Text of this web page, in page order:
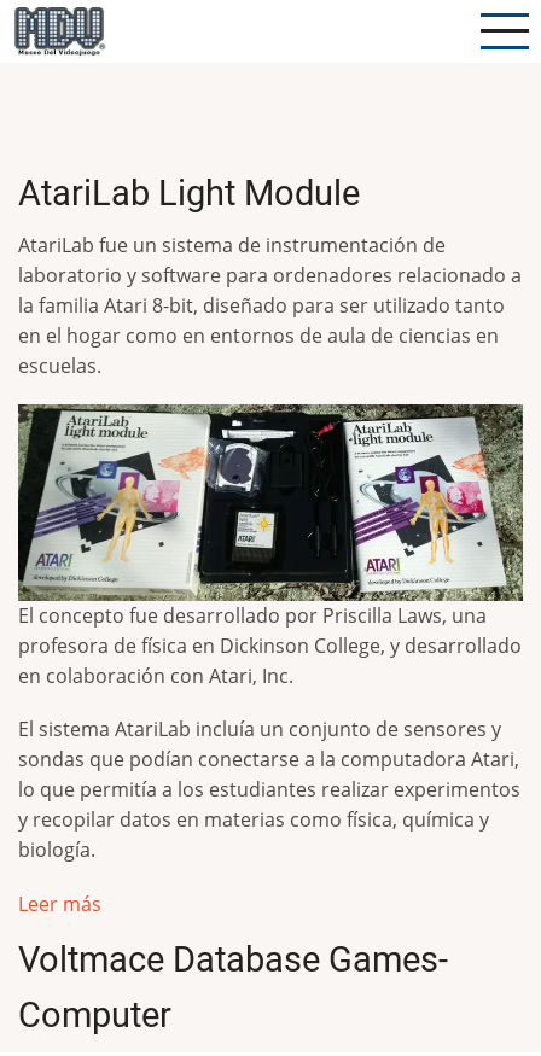
Pasar
al
AtariLab Light Module
AtariLab fue un sistema de instrumentación de
laboratorio y software para ordenadores relacionado a
la familia Atari 8-bit, diseñado para ser utilizado tanto
en el hogar como en entornos de aula de ciencias en
escuelas.
El concepto fue desarrollado por Priscilla Laws, una
profesora de física en Dickinson College, y desarrollado
en colaboración con Atari, Inc.
El sistema AtariLab incluía un conjunto de sensores y
sondas que podían conectarse a la computadora Atari,
lo que permitía a los estudiantes realizar experimentos
y recopilar datos en materias como física, química y
biología.
Leer más
Voltmace Database Games-
Computer